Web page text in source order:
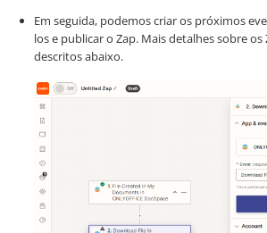
Em seguida, podemos criar os próximos
los e publicar o Zap. Mais detalhes sobre os
descritos abaixo.